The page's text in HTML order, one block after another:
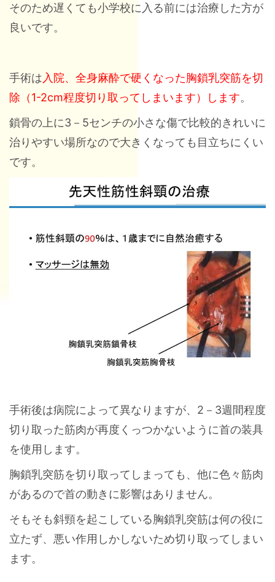
そのため遅くても小学校に入る前には治療した方が
良いです。
手術は 入院、全身麻酔で硬くなった胸鎖乳突筋を切
除（1-2cm程度切り取ってしまいます）します。
鎖骨の上に3－5センチの小さな傷で比較的きれいに
治りやすい場所なので大きくなっても目立ちにくい
です。
手術後は病院によって異なりますが、2－3週間程度
切り取った筋肉が再度くっつかないように首の装具
を使用します。
胸鎖乳突筋を切り取ってしまっても、他に色々筋肉
があるので首の動きに影響はありません。
そもそも斜頸を起こしている胸鎖乳突筋は何の役に
立たず、悪い作用しかしないため切り取ってしまい
ます。